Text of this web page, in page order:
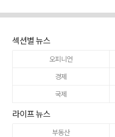
섹션별 뉴스
오피니언
경제
국제
라이프 뉴스
부동산